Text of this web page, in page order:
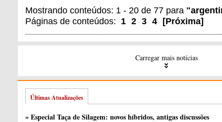
Mostrando conteúdos: 1 - 20 de 77 para
Páginas de conteúdos: 1 2 3 4 [Próxima]
Carregar mais notícias
Últimas Atualizações
» Especial Taça de Silagem: novos híbridos, antigas discussões